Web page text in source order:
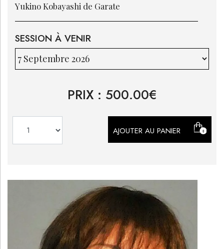
YukinoKobayashi de Garate
SESSION À VENIR
PRIX : 500.00€
AJOUTER AU PANIER